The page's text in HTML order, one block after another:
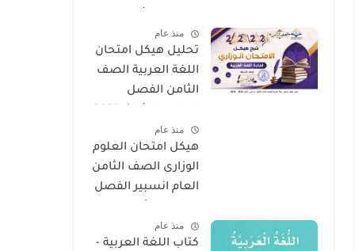
- 2026
منذ عام
تحليل هيكل امتحان
اللغة العربية الصف
الثامن الفصل
- 2026
منذ عام
هيكل امتحان العلوم
الوزارى الصف الثامن
العام انسبير الفصل
2026منذ عام
كتاب اللغة العربية -